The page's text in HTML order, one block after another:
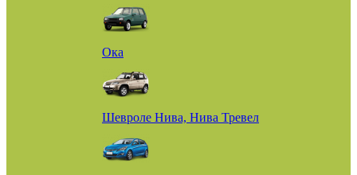
Ока
Шевроле Нива, Нива Тревел